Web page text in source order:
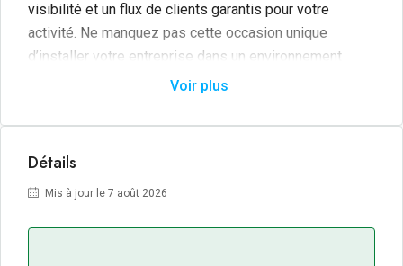
visibilité et un flux de clients garantis pour votre
activité. Ne manquez pas cette occasion unique
d’installer votre entreprise dans un environnement
Voir plus
Détails
Mis à jour le 7 août 2026